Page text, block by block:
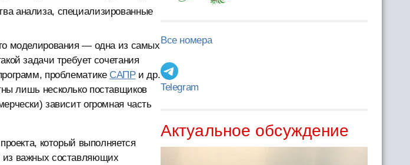
анализа, специализированные
моделирования — одна из самых
задачи требует сочетания
проблематике САПРи др.
лишь несколько поставщиков
зависит огромная часть
который выполняется
из важных составляющих
Все номера
Telegram
Актуальное обсуждение